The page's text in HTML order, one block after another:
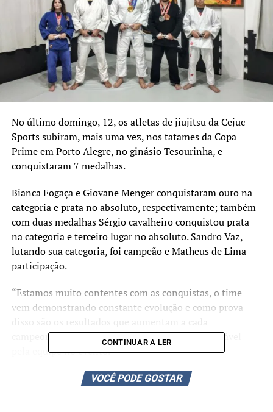
No último domingo, 12, os atletas de jiujitsu da Cejuc
Sports subiram, mais uma vez, nos tatames da Copa
Prime em Porto Alegre, no ginásio Tesourinha, e
conquistaram 7 medalhas.
Bianca Fogaça e Giovane Menger conquistaram ouro na
categoria e prata no absoluto, respectivamente; também
com duas medalhas Sérgio cavalheiro conquistou prata
na categoria e terceiro lugar no absoluto. Sandro Vaz,
lutando sua categoria, foi campeão e Matheus de Lima
participação.
“Estamos muito contentes com as conquistas, o time
vem demonstrando constante evolução e como prova
campeonato” comenta Dieison Marques, responsável
pela equipe no evento.
A próxima edição da Copa Prime será no próximo mês e o
CONTINUAR A LER
VOCÊ PODE GOSTAR